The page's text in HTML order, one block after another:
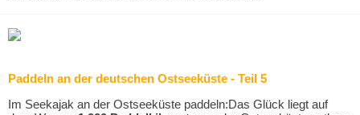
Paddeln an der deutschen Ostseeküste - Teil 5
Im Seekajak an der Ostseeküste paddeln:Das Glück liegt auf